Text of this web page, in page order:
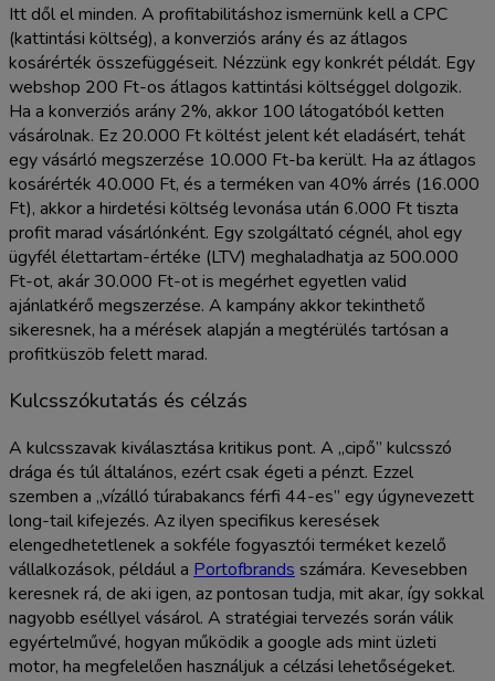
Itt dől el minden. A profitabilitáshoz ismernünk kell a CPC
(kattintási költség), a konverziós arány és az átlagos
kosárérték összefüggéseit. Nézzünk egy konkrét példát. Egy
webshop 200 Ft-os átlagos kattintási költséggel dolgozik.
Ha a konverziós arány 2%, akkor 100 látogatóból ketten
vásárolnak. Ez 20.000 Ft költést jelent két eladásért, tehát
egy vásárló megszerzése 10.000 Ft-ba került. Ha az átlagos
kosárérték 40.000 Ft, és a terméken van 40% árrés (16.000
Ft), akkor a hirdetési költség levonása után 6.000 Ft tiszta
profit marad vásárlónként. Egy szolgáltató cégnél, ahol egy
ügyfél élettartam-értéke (LTV) meghaladhatja az 500.000
Ft-ot, akár 30.000 Ft-ot is megérhet egyetlen valid
ajánlatkérő megszerzése. A kampány akkor tekinthető
sikeresnek, ha a mérések alapján a megtérülés tartósan a
profitküszöb felett marad.
Kulcsszókutatás és célzás
A kulcsszavak kiválasztása kritikus pont. A „cipő” kulcsszó
drága és túl általános, ezért csak égeti a pénzt. Ezzel
szemben a „vízálló túrabakancs férfi 44-es” egy úgynevezett
long-tail kifejezés. Az ilyen specifikus keresések
elengedhetetlenek a sokféle fogyasztói terméket kezelő
vállalkozások, például a Portofbrands számára. Kevesebben
keresnek rá, de aki igen, az pontosan tudja, mit akar, így sokkal
nagyobb eséllyel vásárol. A stratégiai tervezés során válik
egyértelművé, hogyan működik a google ads mint üzleti
motor, ha megfelelően használjuk a célzási lehetőségeket.